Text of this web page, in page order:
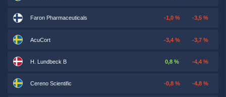
Faron Pharmaceuticals -1,0 % -3,5 %
AcuCort -3,4 % -3,7 %
H. Lundbeck B 0,8 % -4,4 %
Cereno Scientific -0,8 % -4,8 %